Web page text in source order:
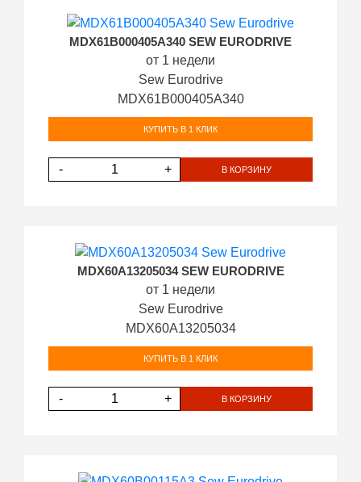
MDX61B000405A340 SEW EURODRIVE
от 1 недели
Sew Eurodrive
MDX61B000405A340
КУПИТЬ В 1 КЛИК
- + В КОРЗИНУ
MDX60A13205034 SEW EURODRIVE
от 1 недели
Sew Eurodrive
MDX60A13205034
КУПИТЬ В 1 КЛИК
- + В КОРЗИНУ